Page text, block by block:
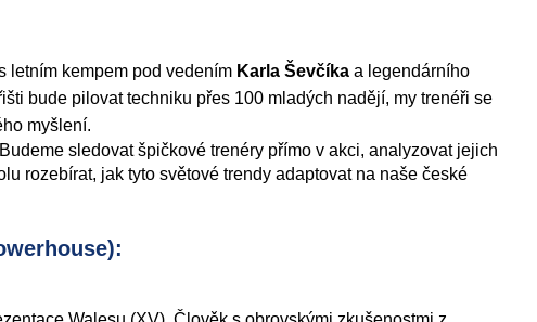
letním kempem pod vedením Karla Ševčíka a legendárního
bude pilovat techniku přes 100 mladých nadějí, my trenéři se
myšlení.
sledovat špičkové trenéry přímo v akci, analyzovat jejich
rozebírat, jak tyto světové trendy adaptovat na naše české